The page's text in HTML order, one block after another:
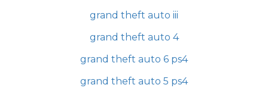
grand theft auto iii
grand theft auto 4
grand theft auto 6 ps4
grand theft auto 5 ps4